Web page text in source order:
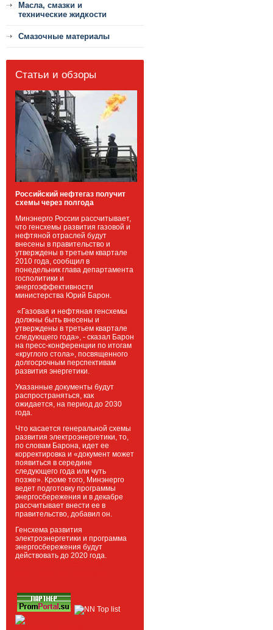
Масла, смазки и
технические жидкости
Смазочные материалы
Статьи и обзоры
Российский нефтегаз получит
схемы через полгода
Минэнерго России рассчитывает,
что генсхемы развития газовой и
нефтяной отраслей будут
внесены в правительство и
утверждены в третьем квартале
2010 года, сообщил в
понедельник глава департамента
госполитики и
энергоэффективности
министерства Юрий Барон.
«Газовая и нефтяная генсхемы
должны быть внесены и
утверждены в третьем квартале
следующего года», - сказал Барон
на пресс-конференции по итогам
«круглого стола», посвященного
долгосрочным перспективам
развития энергетики.
Указанные документы будут
распространяться, как
ожидается, на период до 2030
года.
Что касается генеральной схемы
развития электроэнергетики, то,
по словам Барона, идет ее
корректировка и «документ может
появиться в середине
следующего года или чуть
позже». Кроме того, Минэнерго
ведет подготовку программы
энергосбережения и в декабре
рассчитывает внести ее в
правительство, добавил он.
Генсхема развития
электроэнергетики и программа
энергосбережения будут
действовать до 2020 года.